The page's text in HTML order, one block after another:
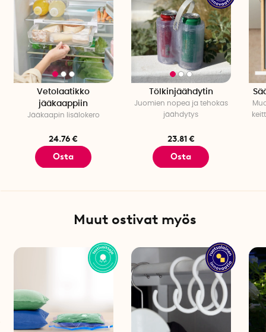
Korkeus: 16,3 cm
Pakkauskohtainen määrä: 1
Vetolaatikko
jääkaappiin
Jääkaapin lisälokero
24.76 €
Osta
Tölkinjäähdytin
Juomien nopea ja tehokas
jäähdytys
23.81 €
Osta
Muut ostivat myös